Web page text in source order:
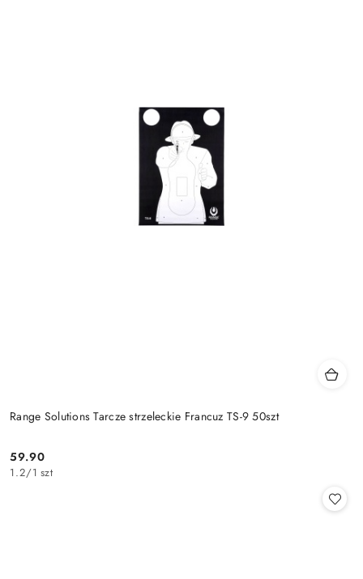
Range Solutions Tarcze strzeleckie Francuz TS-9 50szt
Cena:
59.90
1.2/1 szt